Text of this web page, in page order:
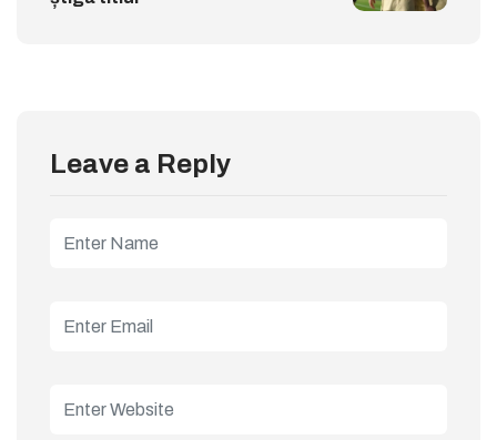
Leave a Reply